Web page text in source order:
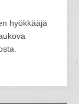
hyökkääjä